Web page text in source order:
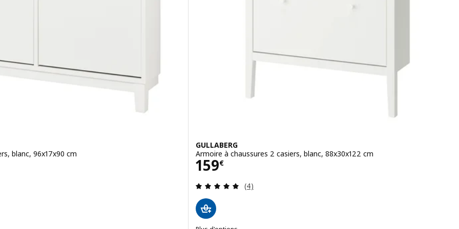
blanc, 96x17x90 cm
hors de 5 étoiles. Nombre total de commentaires:
GULLABERG
Armoire à chaussures 2 casiers, blanc, 88x30x122 cm
159€
Prix 159€
Révision: 5 hors de 5 étoiles. Nombre total de
(4)